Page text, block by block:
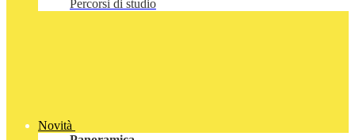
Percorsi di studio
Novità